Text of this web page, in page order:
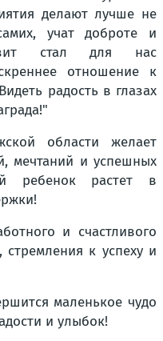
делают лучше не
учат доброте и
стал для нас
отношение к
радость в глазах
области желает
мечтаний и успешных
ребенок растет в
и счастливого
стремления к успеху и
маленькое чудо
и улыбок!